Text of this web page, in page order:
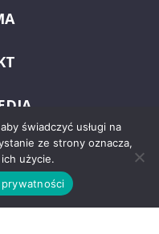
świadczyć usługi na
ze strony oznacza,
użycie.
prywatności